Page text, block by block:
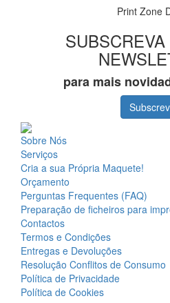
Print Zone
para mais
Sobre Nós
Serviços
Cria a sua Própria Maquete!
Orçamento
Perguntas Frequentes (FAQ)
Preparação de ficheiros para
Contactos
Termos e Condições
Entregas e Devoluções
Resolução Conflitos de Consumo
Política de Privacidade
Política de Cookies